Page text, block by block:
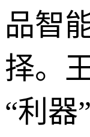
品智
择。
“利器